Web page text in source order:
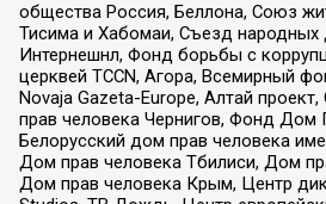
общества Россия, Беллона, Союз
Тисима и Хабомаи, Съезд народных
Интернешнл, Фонд борьбы с
церквей TCCN, Агора, Всемирный
Novaja Gazeta-Europe, Алтай
прав человека Чернигов, Фонд Дом
Белорусский дом прав человека
Дом прав человека Тбилиси, Дом
Дом прав человека Крым, Центр